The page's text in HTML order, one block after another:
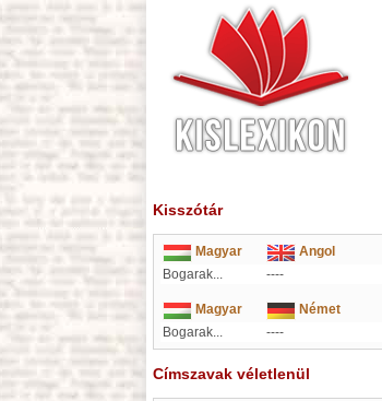
Kisszótár
Magyar
Angol
Bogarak...
----
Magyar
Német
Bogarak...
----
Címszavak véletlenül